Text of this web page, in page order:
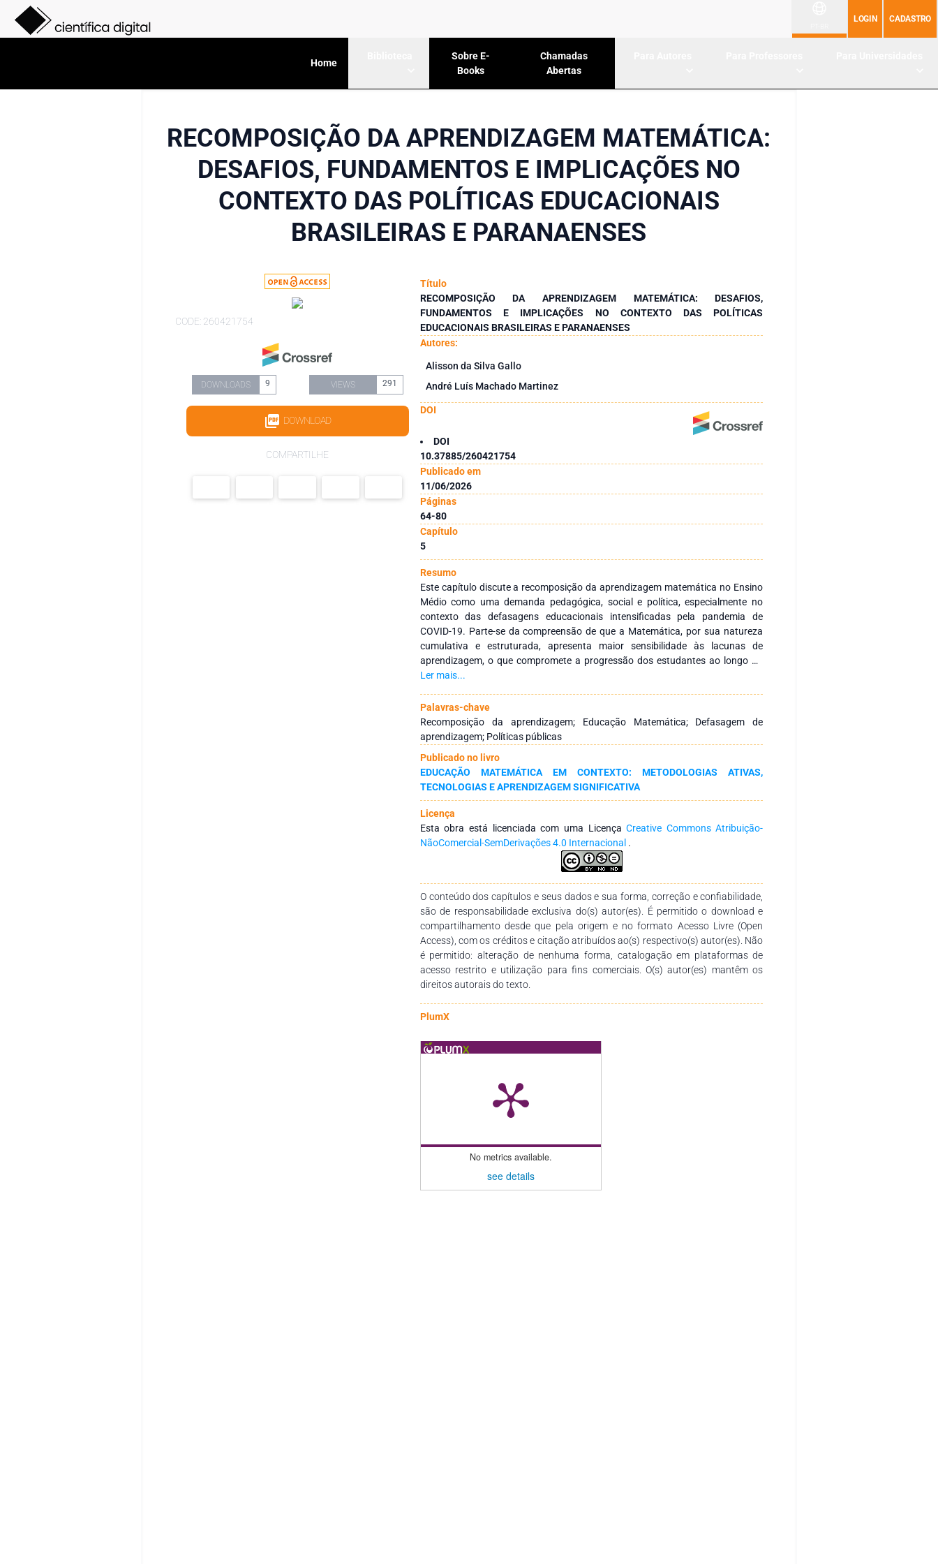
LOGIN CADASTRO
Home
Sobre E-
Books
Chamadas
Abertas
RECOMPOSIÇÃO DA APRENDIZAGEM MATEMÁTICA:
DESAFIOS, FUNDAMENTOS E IMPLICAÇÕES NO
CONTEXTO DAS POLÍTICAS EDUCACIONAIS
BRASILEIRAS E PARANAENSES
CODE: 260421754
DOWNLOADS 9 VIEWS 291
DOWNLOAD
COMPARTILHE
Título
RECOMPOSIÇÃO DA APRENDIZAGEM MATEMÁTICA: DESAFIOS,
FUNDAMENTOS E IMPLICAÇÕES NO CONTEXTO DAS POLÍTICAS
EDUCACIONAIS BRASILEIRAS E PARANAENSES
Autores:
Alisson da Silva Gallo
André Luís Machado Martinez
DOI
DOI
10.37885/260421754
Publicado em
11/06/2026
Páginas
64-80
Capítulo
5
Resumo
Este capítulo discute a recomposição da aprendizagem matemática no Ensino
Médio como uma demanda pedagógica, social e política, especialmente no
contexto das defasagens educacionais intensificadas pela pandemia de
COVID-19. Parte-se da compreensão de que a Matemática, por sua natureza
cumulativa e estruturada, apresenta maior sensibilidade às lacunas de
aprendizagem, o que compromete a progressão dos estudantes ao longo da
trajetória escolar. O estudo analisa o conceito de recomposição da
estabelece relações com os conceitos de dificuldade e defasagem de
aprendizagem. Além disso, examina as contribuições da Base Nacional Comum
Curricular e do Currículo da Rede Estadual Paranaense como referenciais para
a identificação de lacunas e a organização de intervenções pedagógicas. Por
fim, são discutidos os principais desafios e perspectivas para a implementação
da recomposição da aprendizagem matemática, considerando aspectos
curriculares, pedagógicos e institucionais.
Ler mais...
Palavras-chave
Recomposição da aprendizagem; Educação Matemática; Defasagem de
aprendizagem; Políticas públicas
Publicado no livro
EDUCAÇÃO MATEMÁTICA EM CONTEXTO: METODOLOGIAS ATIVAS,
TECNOLOGIAS E APRENDIZAGEM SIGNIFICATIVA
Licença
Esta obra está licenciada com uma LicençaCreative Commons Atribuição-
NãoComercial-SemDerivações 4.0 Internacional .
O conteúdo dos capítulos e seus dados e sua forma, correção e confiabilidade,
são de responsabilidade exclusiva do(s) autor(es). É permitido o download e
compartilhamento desde que pela origem e no formato Acesso Livre (Open
Access), com os créditos e citação atribuídos ao(s) respectivo(s) autor(es). Não
é permitido: alteração de nenhuma forma, catalogação em plataformas de
acesso restrito e utilização para fins comerciais. O(s) autor(es) mantêm os
direitos autorais do texto.
PlumX
No metrics available.
see details